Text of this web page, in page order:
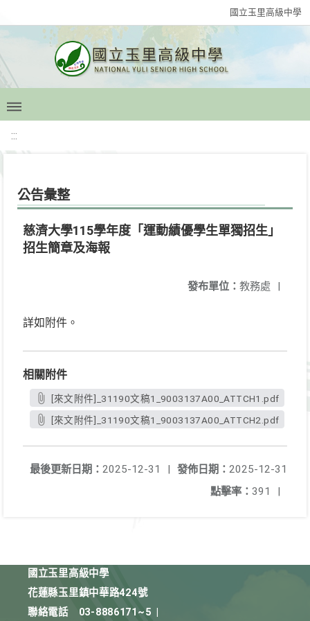
國立玉里高級中學
:::
公告彙整
慈濟大學115學年度「運動績優學生單獨招生」
招生簡章及海報
發布單位： 教務處 |
詳如附件。
相關附件
[來文附件]_31190文稿1_9003137A00_ATTCH1.pdf
[來文附件]_31190文稿1_9003137A00_ATTCH2.pdf
發佈日期： 2025-12-31
最後更新日期： 2025-12-31
|
點擊率： 391 |
國立玉里高級中學
花蓮縣玉里鎮中華路424號
聯絡電話
03-8886171~5